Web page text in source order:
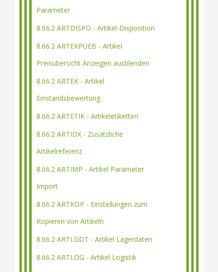
Parameter
8.66.2 ARTDISPO - Artikel-Disposition
8.66.2 ARTEKPUEB - Artikel
Preisübersicht Anzeigen ausblenden
8.66.2 ARTEK - Artikel
Einstandsbewertung
8.66.2 ARTETIK - Artikeletiketten
8.66.2 ARTIDX - Zusätzliche
Artikelreferenz
8.66.2 ARTIMP - Artikel Parameter
Import
8.66.2 ARTKOP - Einstellungen zum
Kopieren von Artikeln
8.66.2 ARTLGDT - Artikel Lagerdaten
8.66.2 ARTLOG - Artikel Logistik